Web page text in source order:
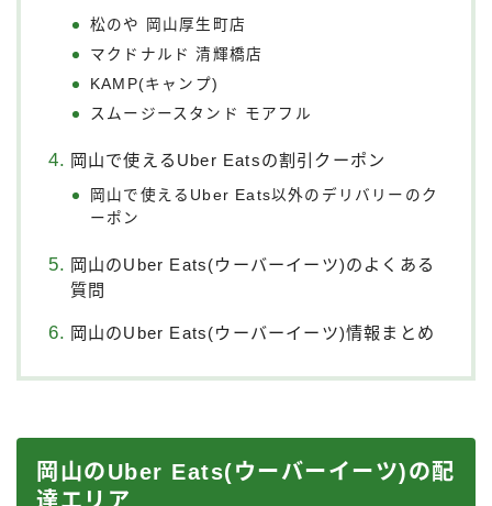
松のや 岡山厚生町店
マクドナルド 清輝橋店
KAMP(キャンプ)
スムージースタンド モアフル
岡山で使えるUber Eatsの割引クーポン
岡山で使えるUber Eats以外のデリバリーのク
ーポン
岡山のUber Eats(ウーバーイーツ)のよくある
質問
岡山のUber Eats(ウーバーイーツ)情報まとめ
岡山のUber Eats(ウーバーイーツ)の配
達エリア